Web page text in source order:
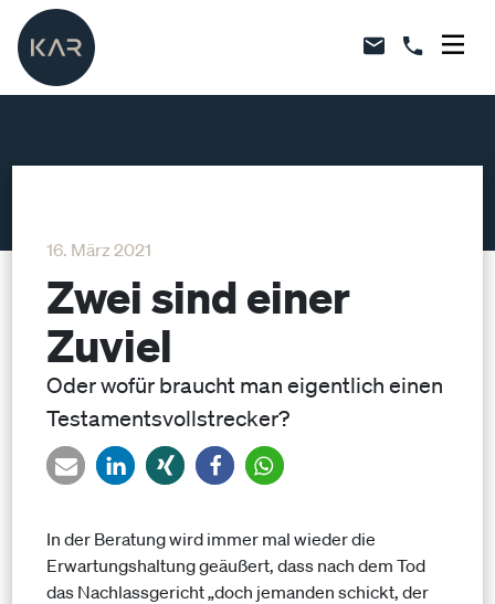
16. März 2021
Zwei sind einer
Zuviel
Oder wofür braucht man eigentlich einen
Testamentsvollstrecker?
In der Beratung wird immer mal wieder die
Erwartungshaltung geäußert, dass nach dem Tod
das Nachlassgericht „doch jemanden schickt, der